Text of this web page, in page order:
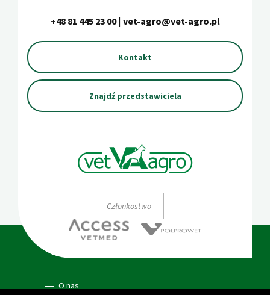
+48 81 445 23 00| vet-agro@vet-agro.pl
Kontakt
Znajdź przedstawiciela
Członkostwo
O nas